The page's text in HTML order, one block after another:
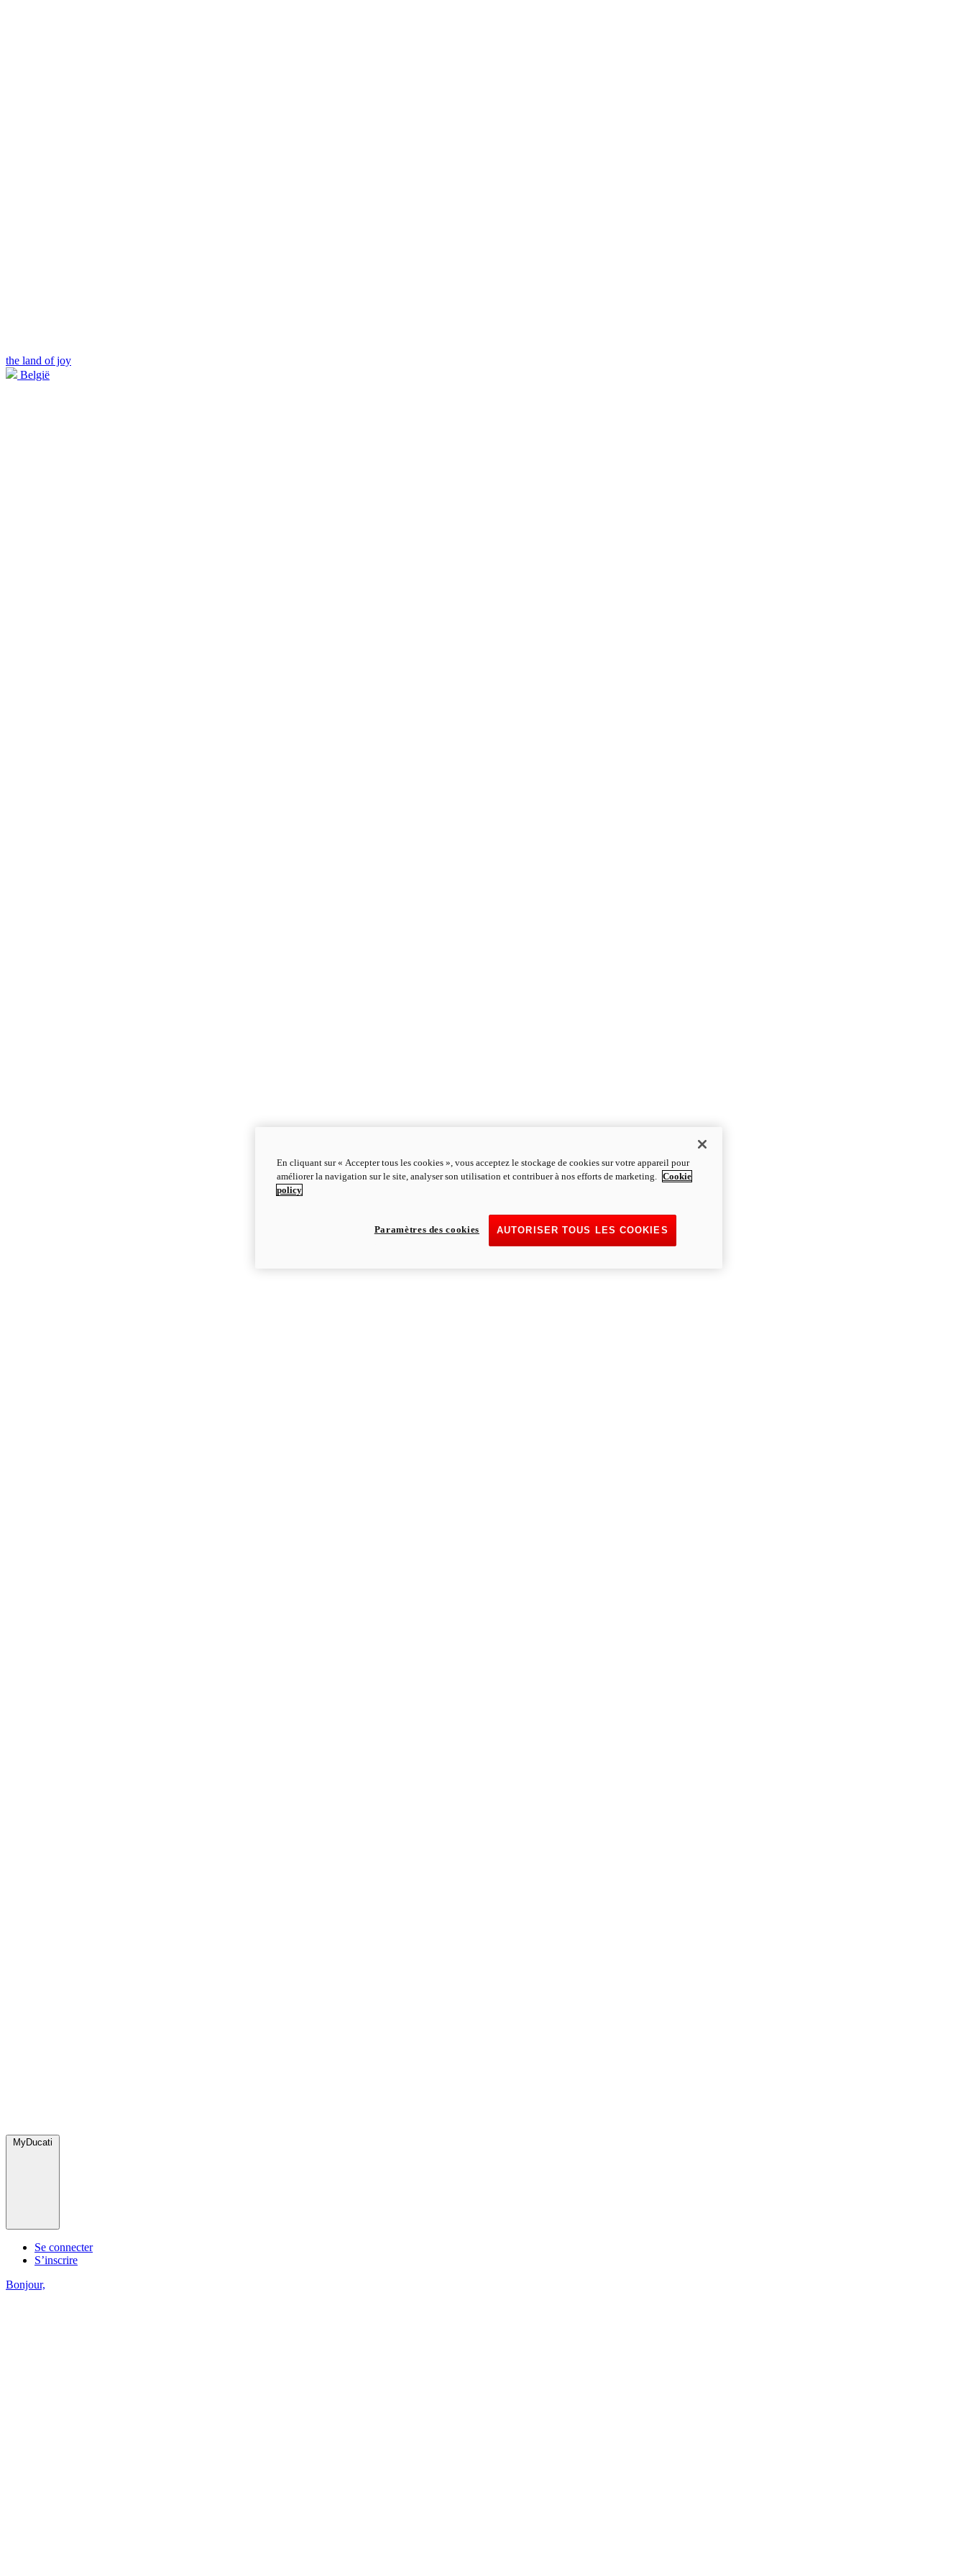
the land of joy
België
MyDucati
Se connecter
S’inscrire
Bonjour,
En cliquant sur « Accepter tous les cookies », vous acceptez le stockage de cookies sur votre appareil pour
améliorer la navigation sur le site, analyser son utilisation et contribuer à nos efforts de marketing. Cookie
policy
AUTORISER TOUS LES COOKIES
Paramètres des cookies